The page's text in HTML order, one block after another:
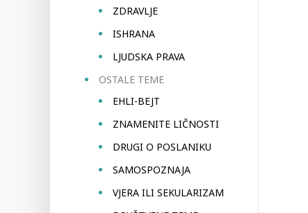
ZDRAVLJE
ISHRANA
LJUDSKA PRAVA
OSTALE TEME
EHLI-BEJT
ZNAMENITE LIČNOSTI
DRUGI O POSLANIKU
SAMOSPOZNAJA
VJERA ILI SEKULARIZAM